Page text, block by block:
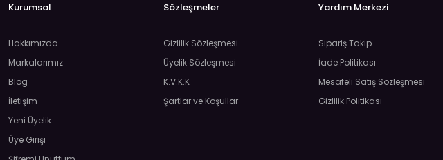
Kurumsal
Hakkımızda
Markalarımız
Blog
İletişim
Yeni Üyelik
Üye Girişi
Sözleşmeler
Gizlilik Sözleşmesi
Üyelik Sözleşmesi
K.V.K.K
Şartlar ve Koşullar
Yardım Merkezi
Sipariş Takip
İade Politikası
Mesafeli Satış Sözleşmesi
Gizlilik Politikası